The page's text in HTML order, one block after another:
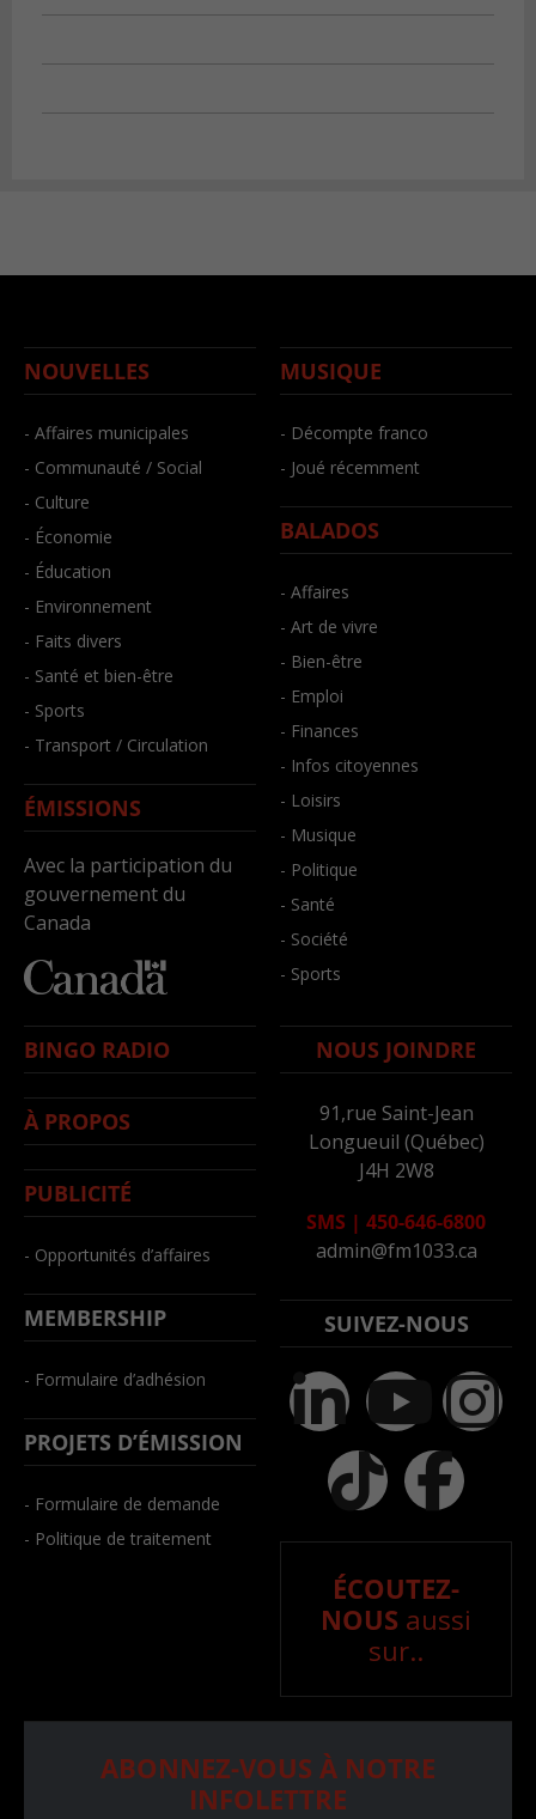
NOUVELLES
- Affaires municipales
- Communauté / Social
- Culture
- Économie
- Éducation
- Environnement
- Faits divers
- Santé et bien-être
- Sports
- Transport / Circulation
ÉMISSIONS
Avec la participation du
gouvernement du
Canada
MUSIQUE
- Décompte franco
- Joué récemment
BALADOS
- Affaires
- Art de vivre
- Bien-être
- Emploi
- Finances
- Infos citoyennes
- Loisirs
- Musique
- Politique
- Santé
- Société
- Sports
BINGO RADIO
À PROPOS
PUBLICITÉ
- Opportunités d’affaires
MEMBERSHIP
- Formulaire d’adhésion
PROJETS D’ÉMISSION
- Formulaire de demande
- Politique de traitement
NOUS JOINDRE
91,rue Saint-Jean
Longueuil (Québec)
J4H 2W8
SMS | 450-646-6800
admin@fm1033.ca
SUIVEZ-NOUS
ÉCOUTEZ-
NOUS aussi
sur..
ABONNEZ-VOUS À NOTRE
INFOLETTRE